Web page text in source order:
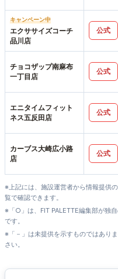
キャンペーン中
エクササイズコーチ
品川店
公式
チョコザップ南麻布
一丁目店
公式
エニタイムフィット
ネス五反田店
公式
カーブス大崎広小路
店
公式
※上記には、施設運営者から情報提供
覧で確認できます。
※「○」は、FIT PALETTE編集部が独
です。
※「－」は未提供を示すものではあり
さい。